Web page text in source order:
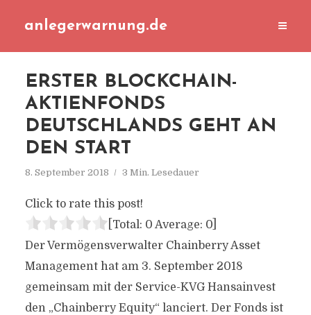
anlegerwarnung.de
ERSTER BLOCKCHAIN-
AKTIENFONDS
DEUTSCHLANDS GEHT AN
DEN START
8. September 2018 3 Min. Lesedauer
Click to rate this post!
[Total: 0 Average: 0]
Der Vermögensverwalter Chainberry Asset
Management hat am 3. September 2018
gemeinsam mit der Service-KVG Hansainvest
den „Chainberry Equity“ lanciert. Der Fonds ist